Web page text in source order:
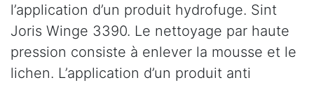
l’application d’un produit hydrofuge. Sint
Joris Winge 3390. Le nettoyage par haute
pression consiste à enlever la mousse et le
lichen. L’application d’un produit anti